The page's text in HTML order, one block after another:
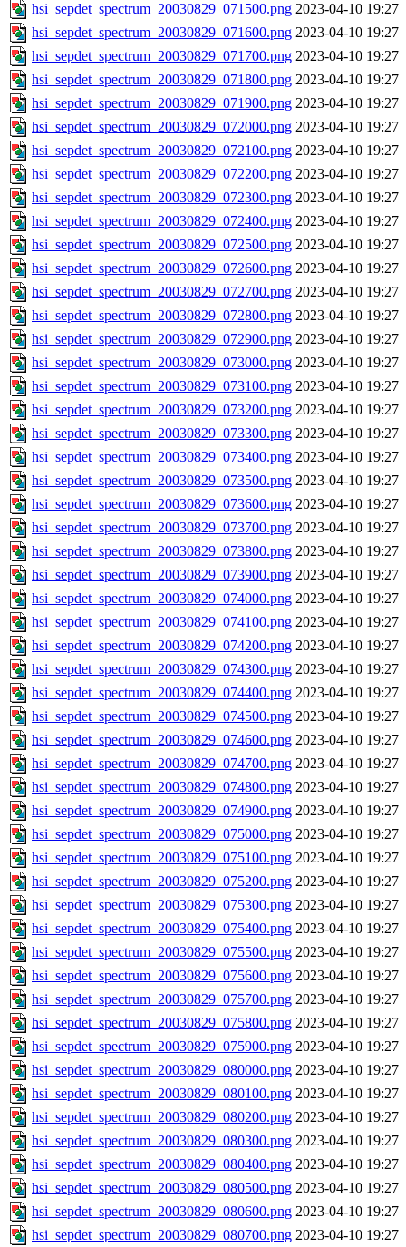
hsi_sepdet_spectrum_20030829_071500.png 2023-04-10 19:27
hsi_sepdet_spectrum_20030829_071600.png 2023-04-10 19:27
hsi_sepdet_spectrum_20030829_071700.png 2023-04-10 19:27
hsi_sepdet_spectrum_20030829_071800.png 2023-04-10 19:27
hsi_sepdet_spectrum_20030829_071900.png 2023-04-10 19:27
hsi_sepdet_spectrum_20030829_072000.png 2023-04-10 19:27
hsi_sepdet_spectrum_20030829_072100.png 2023-04-10 19:27
hsi_sepdet_spectrum_20030829_072200.png 2023-04-10 19:27
hsi_sepdet_spectrum_20030829_072300.png 2023-04-10 19:27
hsi_sepdet_spectrum_20030829_072400.png 2023-04-10 19:27
hsi_sepdet_spectrum_20030829_072500.png 2023-04-10 19:27
hsi_sepdet_spectrum_20030829_072600.png 2023-04-10 19:27
hsi_sepdet_spectrum_20030829_072700.png 2023-04-10 19:27
hsi_sepdet_spectrum_20030829_072800.png 2023-04-10 19:27
hsi_sepdet_spectrum_20030829_072900.png 2023-04-10 19:27
hsi_sepdet_spectrum_20030829_073000.png 2023-04-10 19:27
hsi_sepdet_spectrum_20030829_073100.png 2023-04-10 19:27
hsi_sepdet_spectrum_20030829_073200.png 2023-04-10 19:27
hsi_sepdet_spectrum_20030829_073300.png 2023-04-10 19:27
hsi_sepdet_spectrum_20030829_073400.png 2023-04-10 19:27
hsi_sepdet_spectrum_20030829_073500.png 2023-04-10 19:27
hsi_sepdet_spectrum_20030829_073600.png 2023-04-10 19:27
hsi_sepdet_spectrum_20030829_073700.png 2023-04-10 19:27
hsi_sepdet_spectrum_20030829_073800.png 2023-04-10 19:27
hsi_sepdet_spectrum_20030829_073900.png 2023-04-10 19:27
hsi_sepdet_spectrum_20030829_074000.png 2023-04-10 19:27
hsi_sepdet_spectrum_20030829_074100.png 2023-04-10 19:27
hsi_sepdet_spectrum_20030829_074200.png 2023-04-10 19:27
hsi_sepdet_spectrum_20030829_074300.png 2023-04-10 19:27
hsi_sepdet_spectrum_20030829_074400.png 2023-04-10 19:27
hsi_sepdet_spectrum_20030829_074500.png 2023-04-10 19:27
hsi_sepdet_spectrum_20030829_074600.png 2023-04-10 19:27
hsi_sepdet_spectrum_20030829_074700.png 2023-04-10 19:27
hsi_sepdet_spectrum_20030829_074800.png 2023-04-10 19:27
hsi_sepdet_spectrum_20030829_074900.png 2023-04-10 19:27
hsi_sepdet_spectrum_20030829_075000.png 2023-04-10 19:27
hsi_sepdet_spectrum_20030829_075100.png 2023-04-10 19:27
hsi_sepdet_spectrum_20030829_075200.png 2023-04-10 19:27
hsi_sepdet_spectrum_20030829_075300.png 2023-04-10 19:27
hsi_sepdet_spectrum_20030829_075400.png 2023-04-10 19:27
hsi_sepdet_spectrum_20030829_075500.png 2023-04-10 19:27
hsi_sepdet_spectrum_20030829_075600.png 2023-04-10 19:27
hsi_sepdet_spectrum_20030829_075700.png 2023-04-10 19:27
hsi_sepdet_spectrum_20030829_075800.png 2023-04-10 19:27
hsi_sepdet_spectrum_20030829_075900.png 2023-04-10 19:27
hsi_sepdet_spectrum_20030829_080000.png 2023-04-10 19:27
hsi_sepdet_spectrum_20030829_080100.png 2023-04-10 19:27
hsi_sepdet_spectrum_20030829_080200.png 2023-04-10 19:27
hsi_sepdet_spectrum_20030829_080300.png 2023-04-10 19:27
hsi_sepdet_spectrum_20030829_080400.png 2023-04-10 19:27
hsi_sepdet_spectrum_20030829_080500.png 2023-04-10 19:27
hsi_sepdet_spectrum_20030829_080600.png 2023-04-10 19:27
hsi_sepdet_spectrum_20030829_080700.png 2023-04-10 19:27